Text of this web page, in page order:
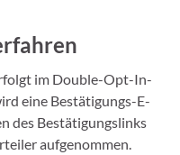
im Double-Opt-In-
eine Bestätigungs-E-
des Bestätigungslinks
aufgenommen.